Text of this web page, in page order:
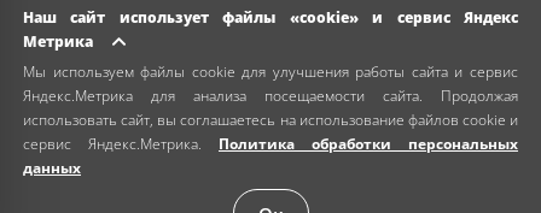
Наш сайт использует файлы «cookie» и сервис Яндекс
Метрика
Мы используем файлы cookie для улучшения работы сайта и сервис
Яндекс.Метрика для анализа посещаемости сайта. Продолжая
использовать сайт, вы соглашаетесь на использование файлов cookie и
сервис Яндекс.Метрика. Политика обработки персональных
данных